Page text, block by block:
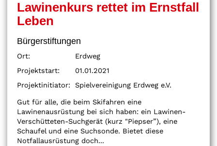
Lawinenkurs rettet im Ernstfall
Leben
Bürgerstiftungen
Ort:
Erdweg
Projektstart:
01.01.2021
Projektinitiator:
Spielvereinigung Erdweg e.V.
Gut für alle, die beim Skifahren eine
Lawinenausrüstung bei sich haben: ein Lawinen-
Verschütteten-Suchgerät (kurz "Piepser”), eine
Schaufel und eine Suchsonde. Bietet diese
Notfallausrüstung doch...